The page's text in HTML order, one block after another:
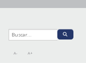
A- A+